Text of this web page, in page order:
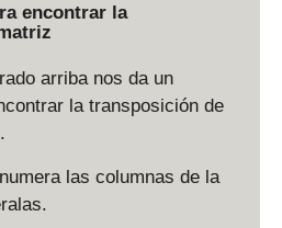
encontrar la
arriba nos da un
la transposición de
las columnas de la